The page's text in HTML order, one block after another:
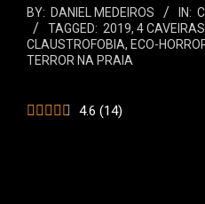
BY: DANIEL MEDEIROS IN:
TAGGED: 2019, 4 CAVEIRAS
CLAUSTROFOBIA, ECO-
TERROR NA PRAIA
4.6 (14)